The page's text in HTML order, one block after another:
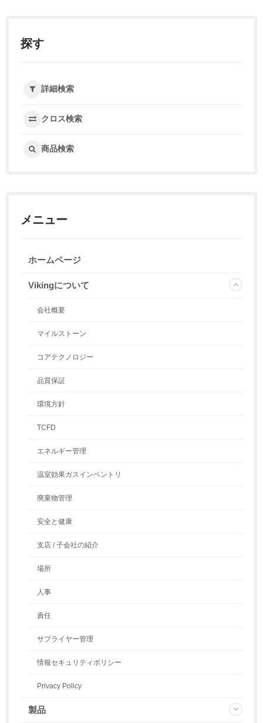
探す
詳細検索
クロス検索
商品検索
メニュー
ホームページ
Vikingについて
会社概要
マイルストーン
コアテクノロジー
品質保証
環境方針
TCFD
エネルギー管理
温室効果ガスインベントリ
廃棄物管理
安全と健康
支店 / 子会社の紹介
場所
人事
責任
サプライヤー管理
情報セキュリティポリシー
Privacy Policy
製品